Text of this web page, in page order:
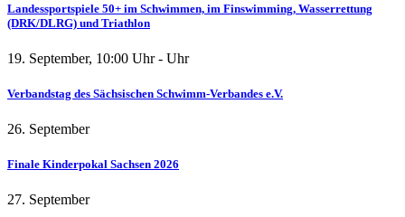
Landessportspiele 50+ im Schwimmen, im Finswimming, Wasserrettung
(DRK/DLRG) und Triathlon
19. September, 10:00 Uhr - Uhr
Verbandstag des Sächsischen Schwimm-Verbandes e.V.
26. September
Finale Kinderpokal Sachsen 2026
27. September